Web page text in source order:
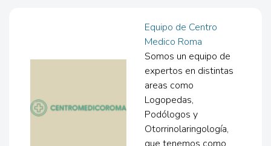
Equipo de Centro
Medico Roma
Somos un equipo de
expertos en distintas
areas como
Logopedas,
Podólogos y
Otorrinolaringología,